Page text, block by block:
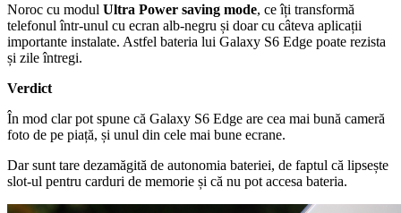
Noroc cu modul Ultra Power saving mode, ce îți transformă
telefonul într-unul cu ecran alb-negru și doar cu câteva aplicații
importante instalate. Astfel bateria lui Galaxy S6 Edge poate rezista
și zile întregi.
Verdict
În mod clar pot spune că Galaxy S6 Edge are cea mai bună cameră
foto de pe piață, și unul din cele mai bune ecrane.
Dar sunt tare dezamăgită de autonomia bateriei, de faptul că lipsește
slot-ul pentru carduri de memorie și că nu pot accesa bateria.